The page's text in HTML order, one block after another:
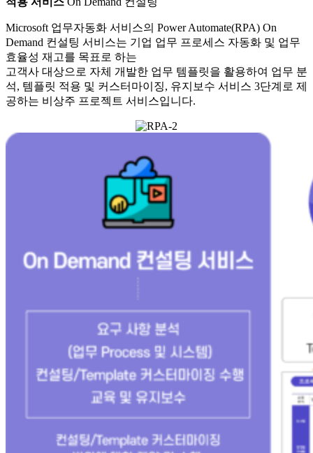
Microsoft 업무자동화 서비스의 Power Automate(RPA) On
Demand 컨설팅 서비스는 기업 업무 프로세스 자동화 및 업무
효율성 재고를 목표로 하는
고객사 대상으로 자체 개발한 업무 템플릿을 활용하여 업무 분
석, 템플릿 적용 및 커스터마이징, 유지보수 서비스 3단계로 제
공하는 비상주 프로젝트 서비스입니다.